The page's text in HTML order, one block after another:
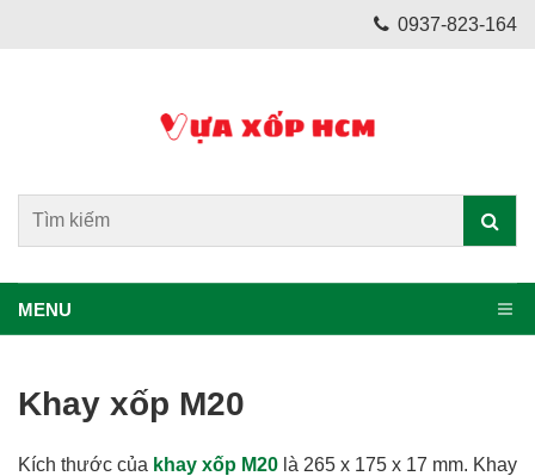
0937-823-164
MENU
Khay xốp M20
Kích thước của khay xốp M20 là 265 x 175 x 17 mm. Khay